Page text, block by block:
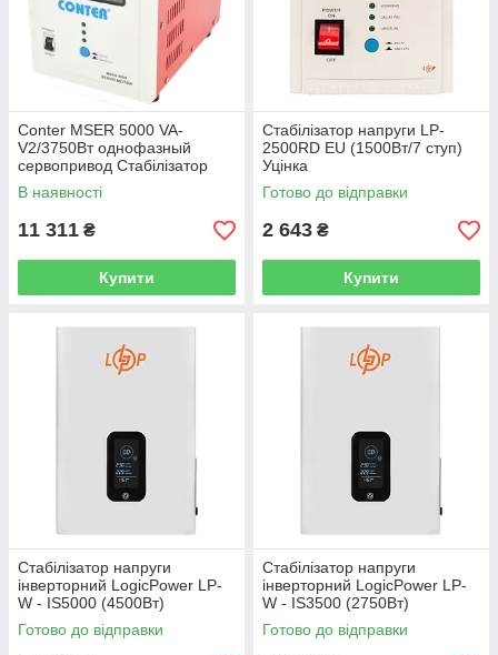
Conter MSER 5000 VA-
V2/3750Вт однофазный
сервопривод Стабілізатор
напруги
В наявності
11 311 ₴
Купити
Стабілізатор напруги LP-
2500RD EU (1500Вт/7 ступ)
Уцінка
Готово до відправки
2 643 ₴
Купити
Стабілізатор напруги
інверторний LogicPower LP-
W - IS5000 (4500Вт)
Готово до відправки
Стабілізатор напруги
інверторний LogicPower LP-
W - IS3500 (2750Вт)
Готово до відправки